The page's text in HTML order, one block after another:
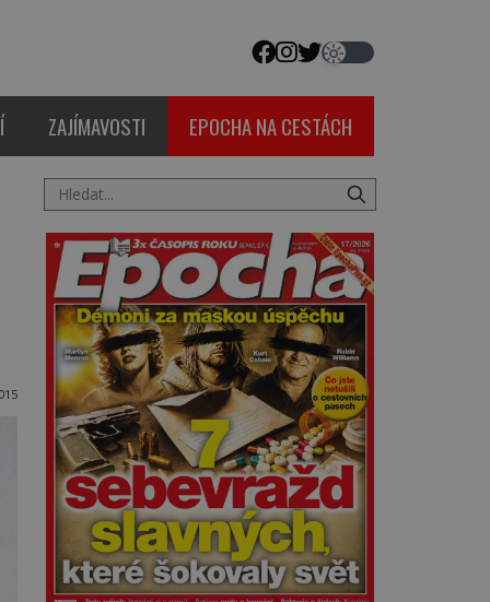
ZAJÍMAVOSTI EPOCHA NA CESTÁCH